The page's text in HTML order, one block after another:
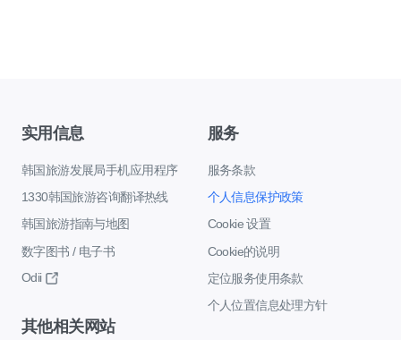
实用信息
韩国旅游发展局手机应用程序
1330韩国旅游咨询翻译热线
韩国旅游指南与地图
数字图书 / 电子书
Odii
服务
服务条款
个人信息保护政策
Cookie 设置
Cookie的说明
定位服务使用条款
个人位置信息处理方针
其他相关网站